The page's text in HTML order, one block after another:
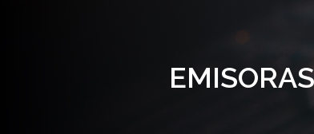
EMISORAS